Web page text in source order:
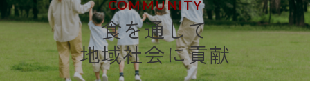
COMMUNITY
食を通して
地域社会に貢献